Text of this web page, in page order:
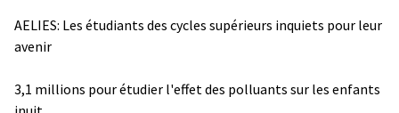
AELIES: Les étudiants des cycles supérieurs inquiets pour leur
avenir
3,1 millions pour étudier l'effet des polluants sur les enfants